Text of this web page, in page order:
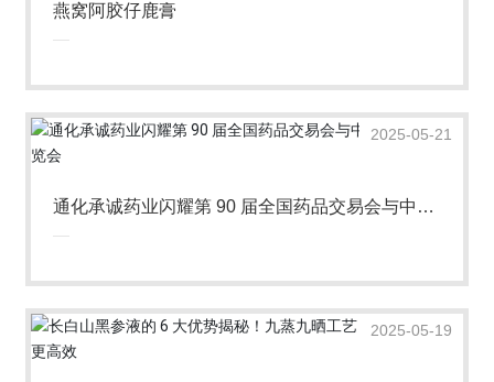
燕窝阿胶仔鹿膏
2025-05-21
通化承诚药业闪耀第 90 届全国药品交易会与中国
2025-05-19